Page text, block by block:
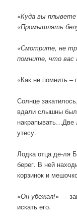
«Куда вы
«Промышлять
«Смотрите, не
помните, что вас
«Как не помнить –
Солнце
вдали слышны
накрапывать…Две
утесу.
Лодка отца де-ля
берег. В ней
корзинок и
«Он убежал!»—
искать его.